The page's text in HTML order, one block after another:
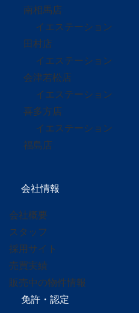
南相馬店
イエステーション
田村店
イエステーション
会津若松店
イエステーション
喜多方店
イエステーション
福島店
会社情報
会社概要
スタッフ
採用サイト
売買実績
販売中の物件情報
免許・認定